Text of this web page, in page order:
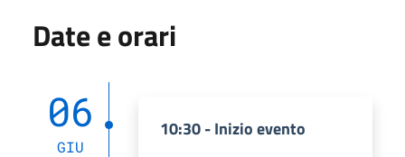
Date e orari
06
GIU
10:30 - Inizio evento